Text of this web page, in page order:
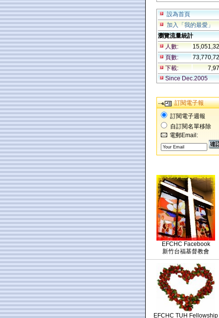
設為首頁
加入「我的最愛」
瀏覽流量統計
人數:
頁數:
下載:
Since Dec.2005
訂閱電子報
訂閱電子週報
自訂閱名單移除
電郵Email:
EFCHC Facebook
新竹台福基督教會
EFCHC TUH Fellowship